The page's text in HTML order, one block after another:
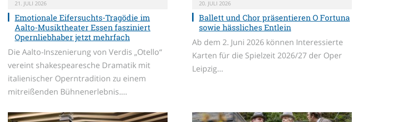
21. JULI 2026
Emotionale Eifersuchts-Tragödie im
Aalto-Musiktheater Essen fasziniert
Opernliebhaber jetzt mehrfach
Die Aalto-Inszenierung von Verdis „Otello“
vereint shakespearesche Dramatik mit
italienischer Operntradition zu einem
mitreißenden Bühnenerlebnis.…
20. JULI 2026
Ballett und Chor präsentieren O Fortuna
sowie hässliches Entlein
Ab dem 2. Juni 2026 können Interessierte
Karten für die Spielzeit 2026/27 der Oper
Leipzig…